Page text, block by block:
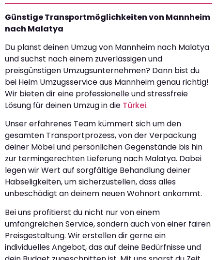
Günstige Transportmöglichkeiten von Mannheim
nach Malatya
Du planst deinen Umzug von Mannheim nach Malatya
und suchst nach einem zuverlässigen und
preisgünstigen Umzugsunternehmen? Dann bist du
bei Heim Umzugsservice aus Mannheim genau richtig!
Wir bieten dir eine professionelle und stressfreie
Lösung für deinen Umzug in die Türkei.
Unser erfahrenes Team kümmert sich um den
gesamten Transportprozess, von der Verpackung
deiner Möbel und persönlichen Gegenstände bis hin
zur termingerechten Lieferung nach Malatya. Dabei
legen wir Wert auf sorgfältige Behandlung deiner
Habseligkeiten, um sicherzustellen, dass alles
unbeschädigt an deinem neuen Wohnort ankommt.
Bei uns profitierst du nicht nur von einem
umfangreichen Service, sondern auch von einer fairen
Preisgestaltung. Wir erstellen dir gerne ein
individuelles Angebot, das auf deine Bedürfnisse und